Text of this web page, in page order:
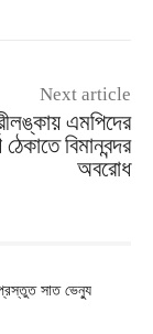
Next article
এমপিদের
বিমানবন্দর
অবরোধ
প্রস্তুত সাত ভেন্যু